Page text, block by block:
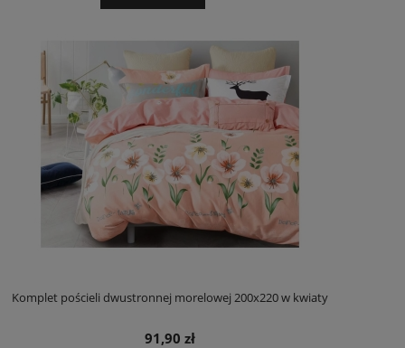
Komplet pościeli dwustronnej morelowej 200x220 w kwiaty
91,90 zł